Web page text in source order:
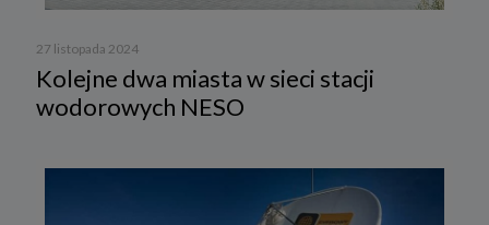
27 listopada 2024
Kolejne dwa miasta w sieci stacji
wodorowych NESO